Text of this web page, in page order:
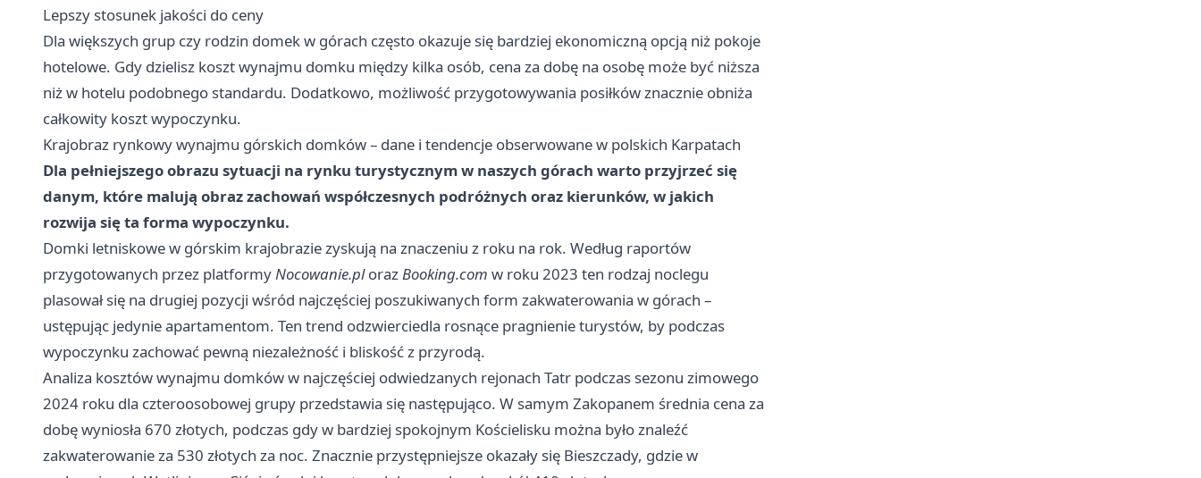
Lepszy stosunek jakości do ceny
Dla większych grup czy rodzin domek w górach często okazuje się bardziej ekonomiczną opcją niż pokoje
hotelowe. Gdy dzielisz koszt wynajmu domku między kilka osób, cena za dobę na osobę może być niższa
niż w hotelu podobnego standardu. Dodatkowo, możliwość przygotowywania posiłków znacznie obniża
całkowity koszt wypoczynku.
Krajobraz rynkowy wynajmu górskich domków – dane i tendencje obserwowane w polskich Karpatach
Dla pełniejszego obrazu sytuacji na rynku turystycznym w naszych górach warto przyjrzeć się
danym, które malują obraz zachowań współczesnych podróżnych oraz kierunków, w jakich
rozwija się ta forma wypoczynku.
Domki letniskowe w górskim krajobrazie zyskują na znaczeniu z roku na rok. Według raportów
przygotowanych przez platformyNocowanie.plorazBooking.com w roku 2023 ten rodzaj noclegu
plasował się na drugiej pozycji wśród najczęściej poszukiwanych form zakwaterowania w górach –
ustępując jedynie apartamentom. Ten trend odzwierciedla rosnące pragnienie turystów, by podczas
wypoczynku zachować pewną niezależność i bliskość z przyrodą.
Analiza kosztów wynajmu domków w najczęściej odwiedzanych rejonach Tatr podczas sezonu zimowego
2024 roku dla czteroosobowej grupy przedstawia się następująco. W samym Zakopanem średnia cena za
dobę wyniosła 670 złotych, podczas gdy w bardziej spokojnym Kościelisku można było znaleźć
zakwaterowanie za 530 złotych za noc. Znacznie przystępniejsze okazały się Bieszczady, gdzie w